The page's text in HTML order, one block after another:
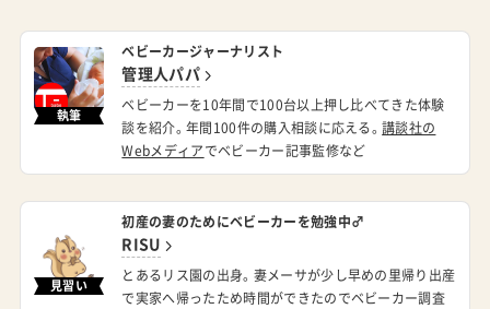
執筆
ベビーカージャーナリスト
管理人パパ
ベビーカーを10年間で100台以上押し比べてきた体験
談を紹介。年間100件の購入相談に応える。講談社の
Webメディア でベビーカー記事監修など
見習い
初産の妻のためにベビーカーを勉強中♂
RISU
とあるリス園の出身。妻メーサが少し早めの里帰り出産
で実家へ帰ったため時間ができたのでベビーカー調査